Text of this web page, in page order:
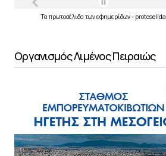
Τα πρωτοσέλιδα τωνεφημερίδων- protoselida
Οργανισμός Λιμένος Πειραιώς